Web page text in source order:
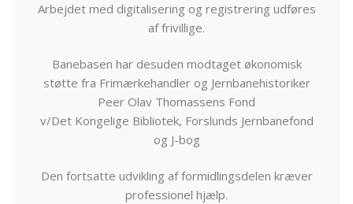
Arbejdet med digitalisering og registrering udføres
af frivillige.
Banebasen har desuden modtaget økonomisk
støtte fra Frimærkehandler og Jernbanehistoriker
Peer Olav Thomassens Fond
v/Det Kongelige Bibliotek, Forslunds Jernbanefond
og J-bog
Den fortsatte udvikling af formidlingsdelen kræver
professionel hjælp.